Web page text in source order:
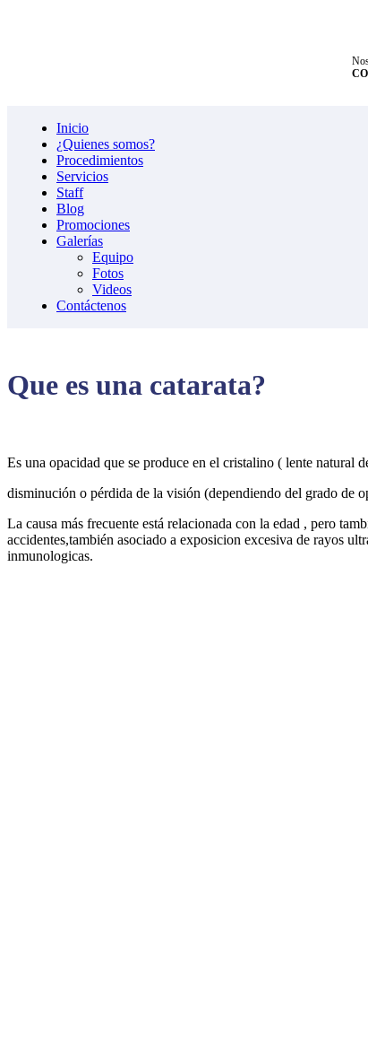
Inicio
¿Quienes somos?
Procedimientos
Servicios
Staff
Blog
Promociones
Galerías
Equipo
Fotos
Videos
Contáctenos
Que es una catarata?
Es una opacidad que se produce en el cristalino ( lente natural
disminución o pérdida de la visión (dependiendo del grado de
La causa más frecuente está relacionada con la edad , pero
accidentes,también asociado a exposicion excesiva de rayos
inmunologicas.